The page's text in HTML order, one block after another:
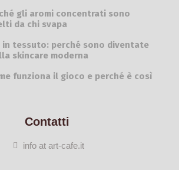
gli aromi concentrati sono
da chi svapa
in tessuto: perché sono diventate
skincare moderna
funziona il gioco e perché è così
Contatti
info at art-cafe.it